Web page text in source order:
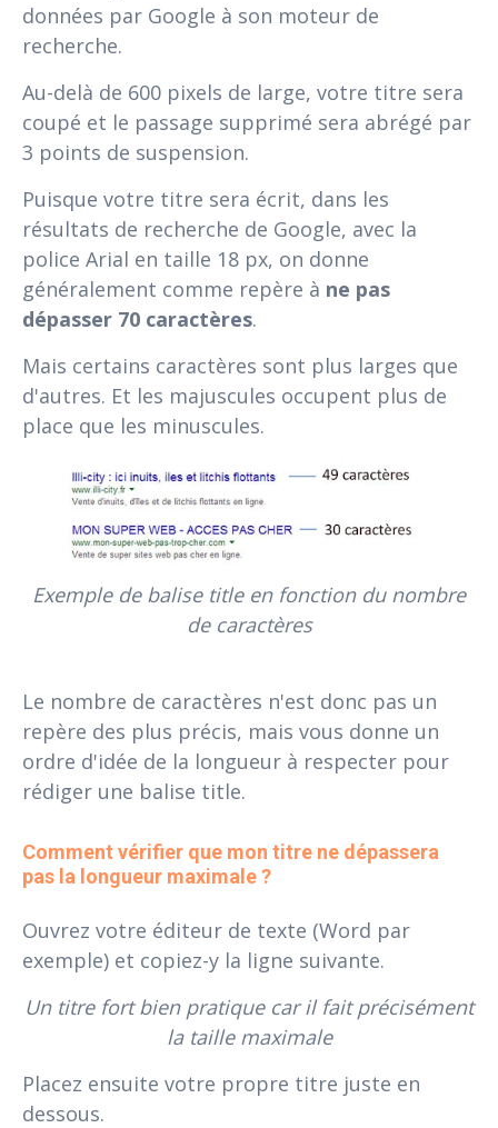
données par Google à son moteur de
recherche.
Au-delà de 600 pixels de large, votre titre sera
coupé et le passage supprimé sera abrégé par
3 points de suspension.
Puisque votre titre sera écrit, dans les
résultats de recherche de Google, avec la
police Arial en taille 18 px, on donne
généralement comme repère à ne pas
dépasser 70 caractères.
Mais certains caractères sont plus larges que
d'autres. Et les majuscules occupent plus de
place que les minuscules.
Exemple de balise title en fonction du nombre
de caractères
Le nombre de caractères n'est donc pas un
repère des plus précis, mais vous donne un
ordre d'idée de la longueur à respecter pour
rédiger une balise title.
Comment vérifier que mon titre ne dépassera
pas la longueur maximale ?
Ouvrez votre éditeur de texte (Word par
exemple) et copiez-y la ligne suivante.
Un titre fort bien pratique car il fait précisément
la taille maximale
Placez ensuite votre propre titre juste en
dessous.